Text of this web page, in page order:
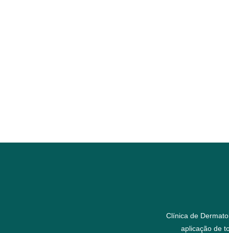
Clínica de
aplicação de